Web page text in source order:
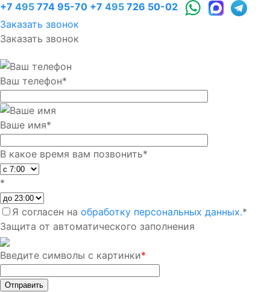
+7 495 774 95-70 +7 495 726 50-02
Заказать звонок
Заказать звонок
Ваш телефон*
Ваше имя*
В какое время вам позвонить*
*
Я согласен на обработку персональных данных.*
Защита от автоматического заполнения
Введите символы с картинки*